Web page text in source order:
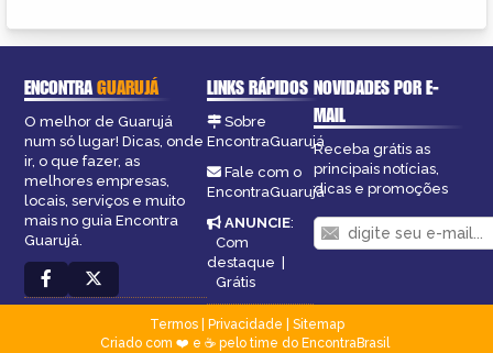
ENCONTRAGUARUJÁ
O melhor de Guarujá
num só lugar! Dicas, onde
ir, o que fazer, as
melhores empresas,
locais, serviços e muito
mais no guia Encontra
Guarujá.
LINKS RÁPIDOS
Sobre
EncontraGuarujá
Fale com o
EncontraGuarujá
ANUNCIE:
Com
destaque |
Grátis
NOVIDADES POR E-
MAIL
Receba grátis as
principais notícias,
dicas e promoções
Termos| Privacidade
Sitemap
Criado com ❤️ e ☕ pelo time do EncontraBrasil